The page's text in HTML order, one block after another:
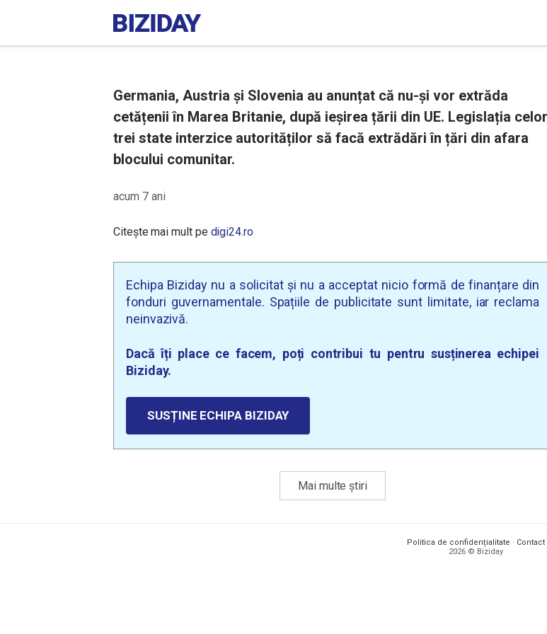
Germania, Austria și Slovenia au anunțat că nu-și vor extrăda
cetățenii în Marea Britanie, după ieșirea țării din UE. Legislația celor
trei state interzice autorităților să facă extrădări în țări din afara
blocului comunitar.
acum 7 ani
Citește mai mult pe digi24.ro
Echipa Biziday nu a solicitat și nu a acceptat nicio formă de finanțare din
fonduri guvernamentale. Spațiile de publicitate sunt limitate, iar reclama
neinvazivă.
Dacă îți place ce facem, poți contribui tu pentru susținerea echipei
Biziday.
SUSȚINE ECHIPA BIZIDAY
Mai multe știri
Politica de confidențialitate · Contact
2026 © Biziday